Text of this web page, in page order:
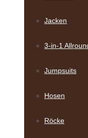
Jacken
3-in-1
Jumpsuits
Hosen
Röcke